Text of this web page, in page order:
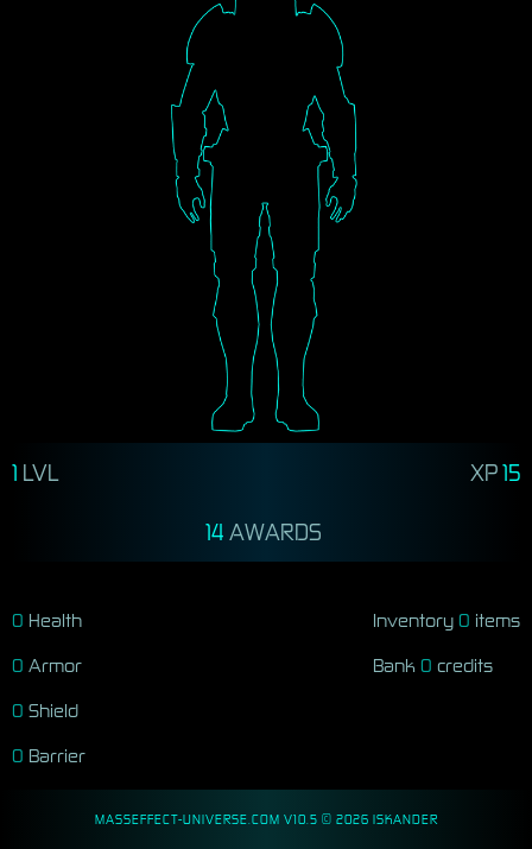
1 LVL XP15
14
0 Health
0 Armor
0 Shield
0 Barrier
Inventory 0 items
Bank 0 credits
MASSEFFECT-UNIVERSE.COM V10.5 © 2026 ISKANDER